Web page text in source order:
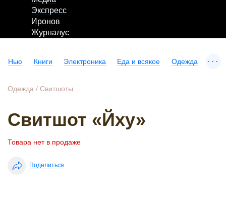
Экспресс
Иронов
Журналус
Нью Книги Электроника Еда и всякое Одежда ...
Одежда / Свитшоты
Свитшот «Йху»
Товара нет в продаже
Поделиться